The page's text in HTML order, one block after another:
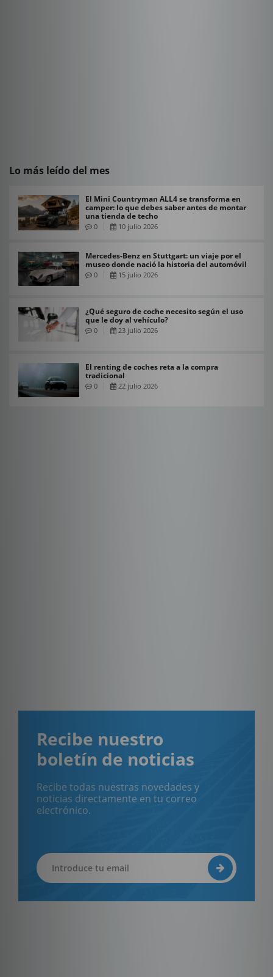
Lo más leído del mes
El Mini Countryman ALL4 se transforma en
camper: lo que debes saber antes de montar
una tienda de techo
0 10 julio 2026
Mercedes-Benz en Stuttgart: un viaje por el
museo donde nació la historia del automóvil
0 15 julio 2026
¿Qué seguro de coche necesito según el uso
que le doy al vehículo?
0 23 julio 2026
El renting de coches reta a la compra
tradicional
0 22 julio 2026
Recibe nuestro
boletín de noticias
Recibe todas nuestras novedades y
noticias directamente en tu correo
electrónico.